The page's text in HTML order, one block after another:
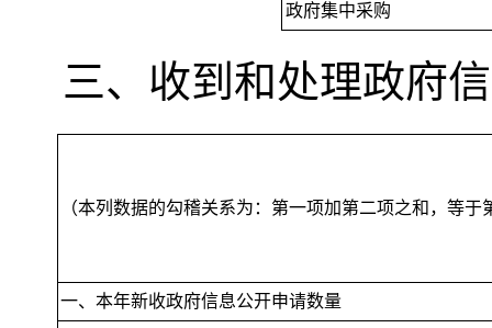
政府集中采购
三、收到和处理政府
（本列数据的勾稽关系为：第一项加第二项之和 ，等于
一、本年新收政府信息公开申请数量